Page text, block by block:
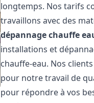
longtemps. Nos tarifs
travaillons avec des
dépannage chauffe
installations et
chauffe-eau. Nos
pour notre travail de
pour répondre à vos